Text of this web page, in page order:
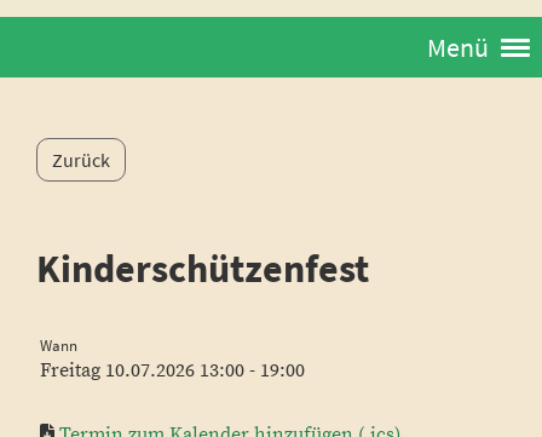
Menü
Zurück
Kinderschützenfest
Wann
Freitag 10.07.2026 13:00 - 19:00